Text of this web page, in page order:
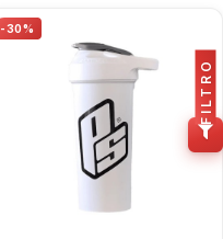
-30%
FILTRO